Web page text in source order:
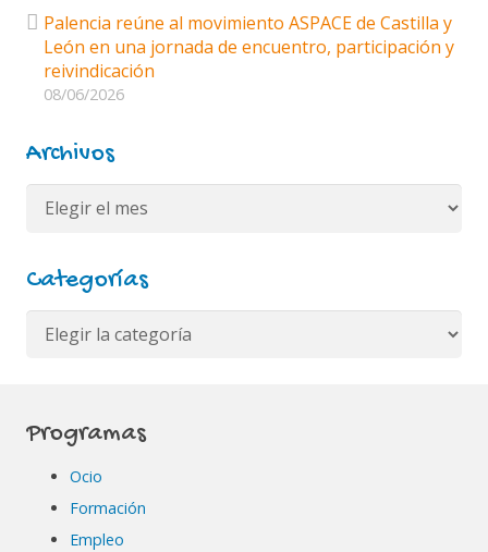
Palencia reúne al movimiento ASPACE de Castilla y
León en una jornada de encuentro, participación y
reivindicación
08/06/2026
Archivos
Archivos
Categorías
Categorías
Programas
Ocio
Formación
Empleo